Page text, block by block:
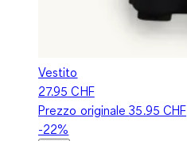
Vestito
27.95 CHF
Prezzo originale35.95 CHF
-22%